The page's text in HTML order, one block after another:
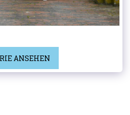
ANSEHEN